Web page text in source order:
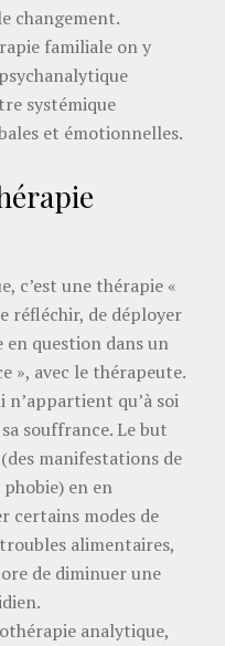
changement.
familiale on y
systémique
et émotionnelles.
c’est une thérapie «
réfléchir, de déployer
en question dans un
», avec le thérapeute.
n’appartient qu’à soi
souffrance. Le but
manifestations de
en en
certains modes de
alimentaires,
de diminuer une
analytique,